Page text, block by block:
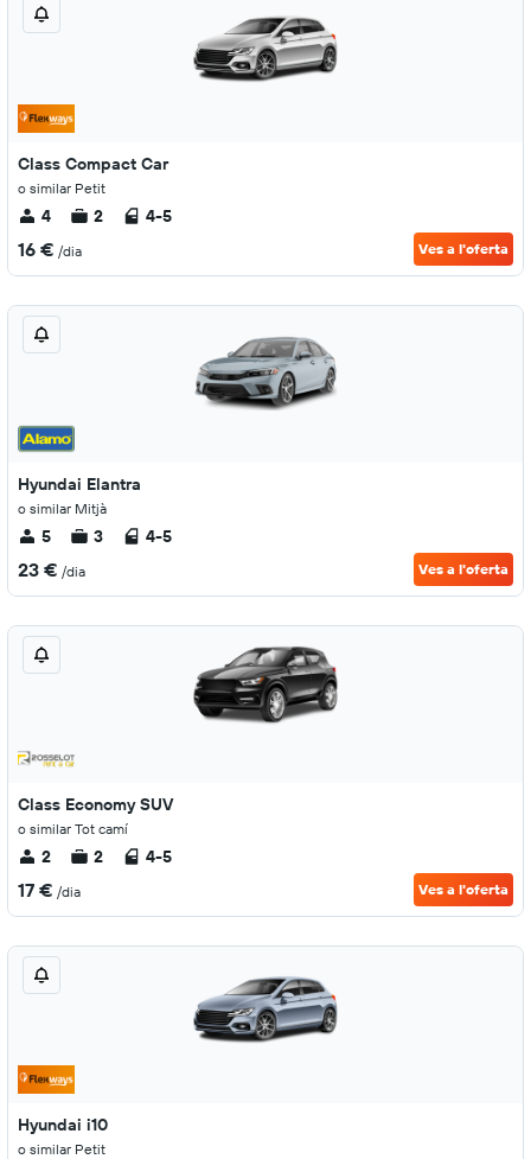
Class Compact Car
o similar Petit
4 2 4-5
16 € /dia Ves a l'oferta
Hyundai Elantra
o similar Mitjà
5 3 4-5
23 € /dia Ves a l'oferta
Class Economy SUV
o similar Tot camí
2 2 4-5
17 € /dia Ves a l'oferta
Hyundai i10
o similar Petit